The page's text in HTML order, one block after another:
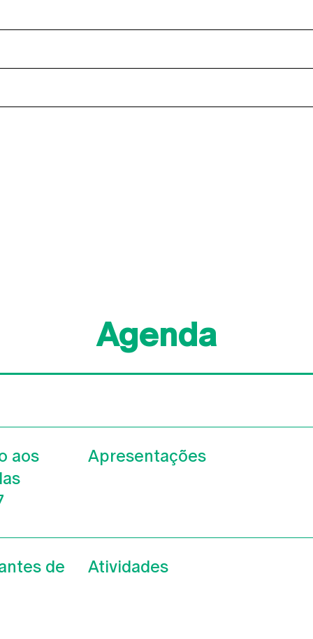
Agenda
aos
Apresentações
de Atividades